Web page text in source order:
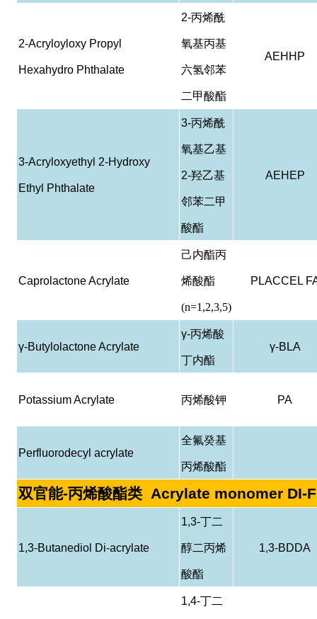
2-Acryloyloxy Propyl
Hexahydro Phthalate
2-丙烯酰
氧基丙基
六氢邻苯
二甲酸酯
AEHHP
3-Acryloxyethyl 2-Hydroxy
Ethyl Phthalate
3-丙烯酰
氧基乙基
2-羟乙基
邻苯二甲
酸酯
AEHEP
Caprolactone Acrylate
己内酯丙
烯酸酯
(n=1,2,3,5)
PLACCEL
γ-Butylolactone Acrylate
γ-丙烯酸
丁内酯
γ-BLA
Potassium Acrylate 丙烯酸钾 PA
Perfluorodecyl acrylate
全氟癸基
丙烯酸酯
双官能-丙烯酸酯类Acrylate monomer DI-
1,3-Butanediol Di-acrylate
1,3-丁二
醇二丙烯
酸酯
1,3-BDDA
1,4-丁二